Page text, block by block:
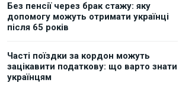
Без пенсії через брак стажу: яку
допомогу можуть отримати українці
після 65 років
Часті поїздки за кордон можуть
зацікавити податкову: що варто знати
українцям